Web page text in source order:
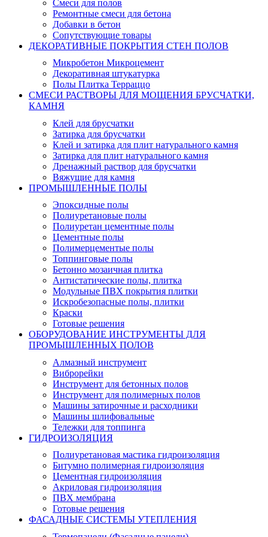
Смеси для полов
Ремонтные смеси для бетона
Добавки в бетон
Сопутствующие товары
ДЕКОРАТИВНЫЕ ПОКРЫТИЯ СТЕН ПОЛОВ
Микробетон Микроцемент
Декоративная штукатурка
Полы Плитка Терраццо
СМЕСИ РАСТВОРЫ ДЛЯ МОЩЕНИЯ БРУСЧАТКИ,
КАМНЯ
Клей для брусчатки
Затирка для брусчатки
Клей и затирка для плит натурального камня
Затирка для плит натурального камня
Дренажный раствор для брусчатки
Вяжущие для камня
ПРОМЫШЛЕННЫЕ ПОЛЫ
Эпоксидные полы
Полиуретановые полы
Полиуретан цементные полы
Цементные полы
Полимерцементые полы
Топпинговые полы
Бетонно мозаичная плитка
Антистатические полы, плитка
Модульные ПВХ покрытия плитки
Искробезопасные полы, плитки
Краски
Готовые решения
ОБОРУДОВАНИЕ ИНСТРУМЕНТЫ ДЛЯ
ПРОМЫШЛЕННЫХ ПОЛОВ
Алмазный инструмент
Виброрейки
Инструмент для бетонных полов
Инструмент для полимерных полов
Машины затирочные и расходники
Машины шлифовальные
Тележки для топпинга
ГИДРОИЗОЛЯЦИЯ
Полиуретановая мастика гидроизоляция
Битумно полимерная гидроизоляция
Цементная гидроизоляция
Акриловая гидроизоляция
ПВХ мембрана
Готовые решения
ФАСАДНЫЕ СИСТЕМЫ УТЕПЛЕНИЯ